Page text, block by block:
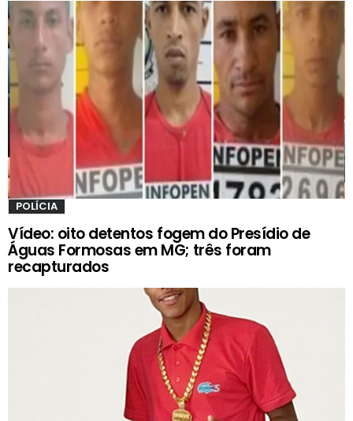
POLÍCIA
Vídeo: oito detentos fogem do Presídio de
Águas Formosas em MG; três foram
recapturados